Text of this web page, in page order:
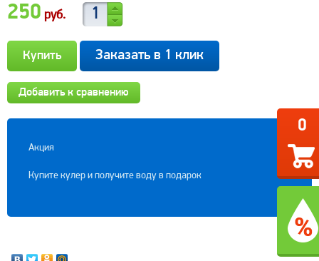
250 руб.
Заказать в 1 клик
Добавить к сравнению
Акция
Купите кулер и получите воду в подарок
0